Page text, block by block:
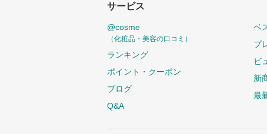
サービス
@cosme
（化粧品・美容の口コミ）
ランキング
ポイント・クーポン
ブログ
Q&A
ベ
プ
ビ
新
最